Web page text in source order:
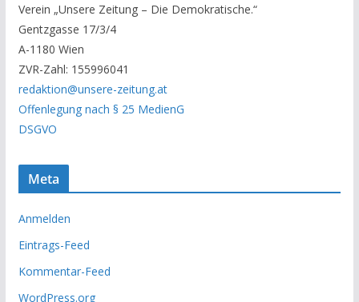
A
r
c
h
i
v
Verein „Unsere Zeitung – Die Demokratische.“
Gentzgasse 17/3/4
A-1180 Wien
ZVR-Zahl: 155996041
redaktion@unsere-zeitung.at
Offenlegung nach § 25 MedienG
DSGVO
Meta
Anmelden
Eintrags-Feed
Kommentar-Feed
WordPress.org